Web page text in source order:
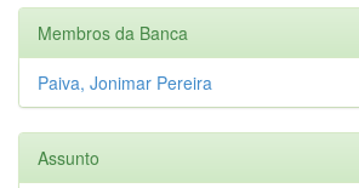
Membros da Banca
Paiva, Jonimar Pereira
Assunto